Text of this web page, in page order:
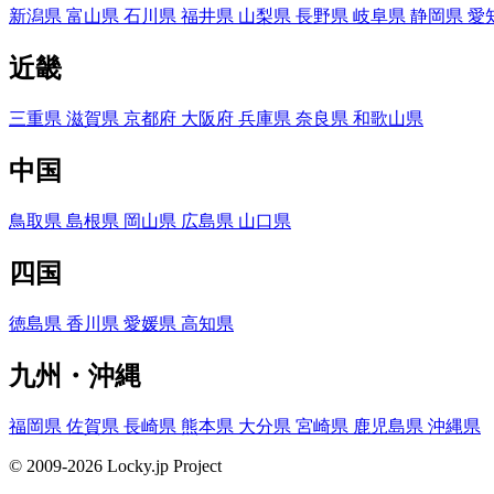
新潟県 富山県 石川県 福井県 山梨県 長野県 岐阜県 静岡県 愛
近畿
三重県 滋賀県 京都府 大阪府 兵庫県 奈良県 和歌山県
中国
鳥取県 島根県 岡山県 広島県 山口県
四国
徳島県 香川県 愛媛県 高知県
九州・沖縄
福岡県 佐賀県 長崎県 熊本県 大分県 宮崎県 鹿児島県 沖縄県
© 2009-2026 Locky.jp Project